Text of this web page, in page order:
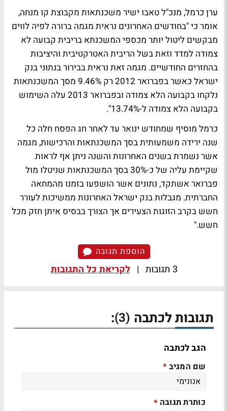
ערן כרמל, מנכ"ל טאבו ישיר משכנתאות מקבוצת קו מנחה,
אומר כי "בחודשים האחרונים נראית מגמה ברורה לפיה לווים
מבקשים ליטול יותר מכספי המשכנתא בריבית קבועה לא
צמודה למדד וזאת בשל הריבית האטרקטיבית והיציבות
בהחזרים החודשיים. מגמה זאת נראית בבירור בנתוני בנק
ישראל כאשר בפברואר 2012 רק 9.46% מסך המשכנתאות
נלקחו בקבועה הלא צמודה ובפברואר 2013 עלה השימוש
בקבועה הלא צמודה ל-13.74%".
כרמל מוסיף שמחודש ינואר עד לאחר חג הפסח חלה כל
שנה ירידה משמעותית בסך המשכנתאות והרכישות, מגמה
אשר נשמרת בשנים האחרונות והשנה ניתן אף לראות
שקיימת עליה של כ-30% בסך המשכנתאות שניטלו מול
פברואר אשתקד, נתונים אשר הושפעו בזמנו מהמחאה
החברתית. מגבלות בנק ישראל האחרונות ממשיכות לעורר
חשש בקרב הזוגות הצעירים אך הצורך בבסיס איתן חזק מכל
חשש."
הוספת תגובה
3 תגובות | לקריאת כל התגובות
תגובות לכתבה (3)
:
הגב לכתבה
שם המגיב *
כותרת תגובה *